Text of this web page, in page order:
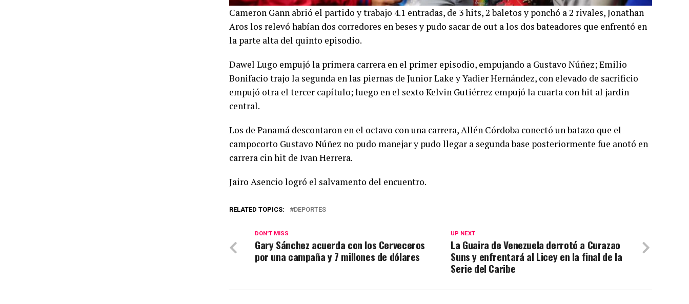
Cameron Gann abrió el partido y trabajo 4.1 entradas, de 3 hits, 2 baletos y ponchó a 2 rivales, Jonathan
Aros los relevó habían dos corredores en beses y pudo sacar de out a los dos bateadores que enfrentó en
la parte alta del quinto episodio.
Dawel Lugo empujó la primera carrera en el primer episodio, empujando a Gustavo Núñez; Emilio
Bonifacio trajo la segunda en las piernas de Junior Lake y Yadier Hernández, con elevado de sacrificio
empujó otra el tercer capítulo; luego en el sexto Kelvin Gutiérrez empujó la cuarta con hit al jardin
central.
Los de Panamá descontaron en el octavo con una carrera, Allén Córdoba conectó un batazo que el
campocorto Gustavo Núñez no pudo manejar y pudo llegar a segunda base posteriormente fue anotó en
carrera cin hit de Ivan Herrera.
Jairo Asencio logró el salvamento del encuentro.
RELATED TOPICS: DEPORTES
UP NEXT
La Guaira de Venezuela derrotó a Curazao
Suns y enfrentará al Licey en la final de la
Serie del Caribe
DON'T MISS
Gary Sánchez acuerda con los Cerveceros
por una campaña y 7 millones de dólares